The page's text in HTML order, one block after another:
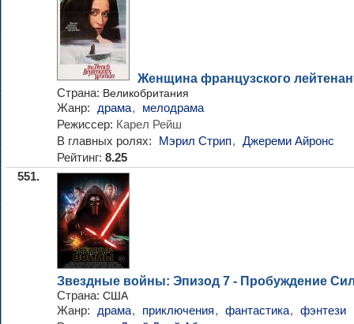
Женщина французского
Страна: Великобритания
Жанр: драма,
мелодрама
Режиссер: Карел Рейш
В главных ролях:
Мэрил Стрип, Джереми Айронс
Рейтинг: 8.25
551.
Звездные войны: Эпизод 7 - Пробуждение
Страна: США
Жанр: драма, приключения, фантастика, фэнтези